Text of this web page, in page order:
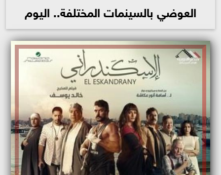
العوضي بالسينمات المختلفة.. اليوم